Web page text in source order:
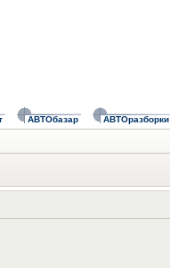
АВТОбазар АВТОразборки